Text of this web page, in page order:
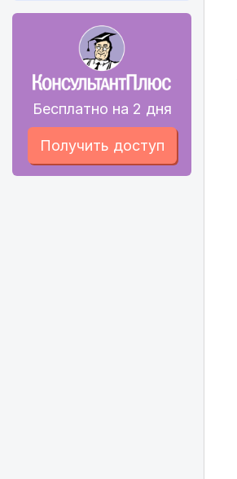
Бесплатно на 2 дня
Получить доступ